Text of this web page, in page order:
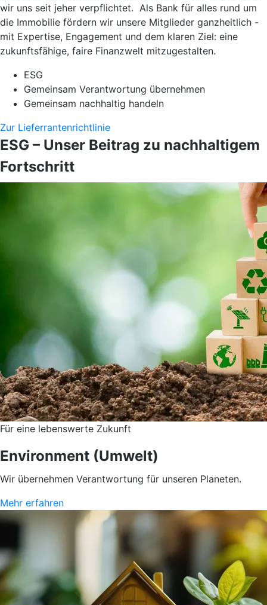
wir uns seit jeher verpflichtet. Als Bank für alles rund um
die Immobilie fördern wir unsere Mitglieder ganzheitlich -
mit Expertise, Engagement und dem klaren Ziel: eine
zukunftsfähige, faire Finanzwelt mitzugestalten.
ESG
Gemeinsam Verantwortung übernehmen
Gemeinsam nachhaltig handeln
Zur Lieferrantenrichtlinie
ESG – Unser Beitrag zu nachhaltigem
Fortschritt
Für eine lebenswerte Zukunft
Environment (Umwelt)
Wir übernehmen Verantwortung für unseren Planeten.
Mehr erfahren